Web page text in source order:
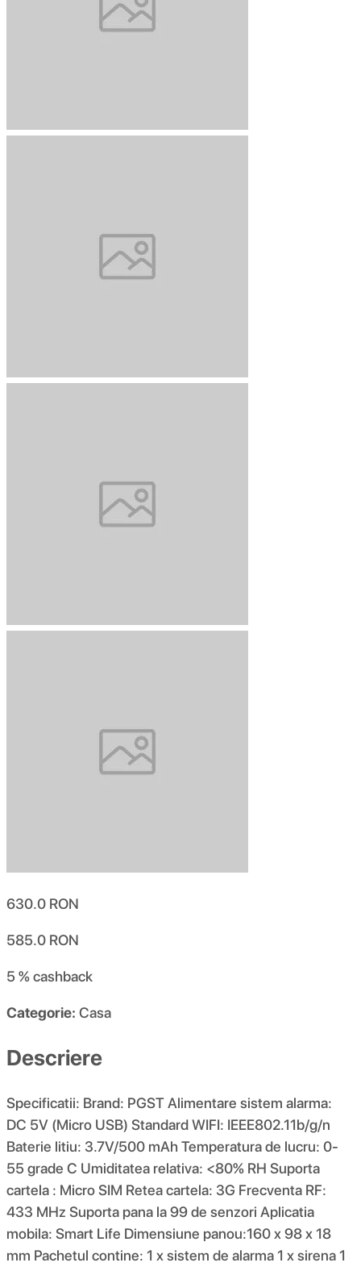
630.0 RON
585.0 RON
5 %cashback
Categorie: Casa
Descriere
Specificatii: Brand: PGST Alimentare sistem alarma:
DC 5V (Micro USB) Standard WIFI: IEEE802.11b/g/n
Baterie litiu: 3.7V/500 mAh Temperatura de lucru: 0-
55 grade C Umiditatea relativa: <80% RH Suporta
cartela : Micro SIM Retea cartela: 3G Frecventa RF:
433 MHz Suporta pana la 99 de senzori Aplicatia
mobila: Smart Life Dimensiune panou:160 x 98 x 18
mm Pachetul contine: 1 x sistem de alarma 1 x sirena 1